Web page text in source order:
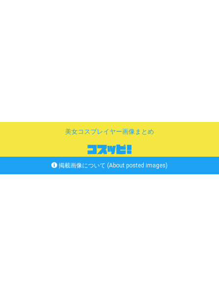
美女コスプレイヤー画像まとめ
掲載画像について (About posted images)